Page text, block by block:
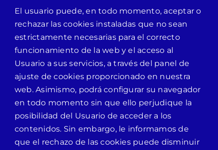
El usuario puede, en todo momento, aceptar o
rechazar las cookies instaladas que no sean
estrictamente necesarias para el correcto
funcionamiento de la web y el acceso al
Usuario a sus servicios, a través del panel de
ajuste de cookies proporcionado en nuestra
web. Asimismo, podrá configurar su navegador
en todo momento sin que ello perjudique la
posibilidad del Usuario de acceder a los
contenidos. Sin embargo, le informamos de
que el rechazo de las cookies puede disminuir